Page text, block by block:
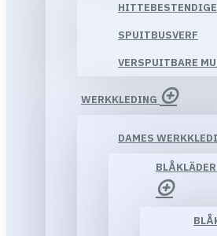
SPUITBUSVERF
VERSPUITBARE
WERKKLEDING
DAMES